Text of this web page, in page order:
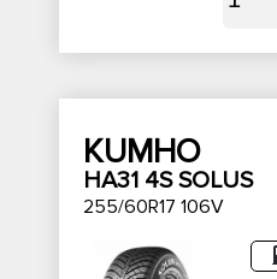
KUMHO
HA31 4S SOLUS
255/60R17 106V